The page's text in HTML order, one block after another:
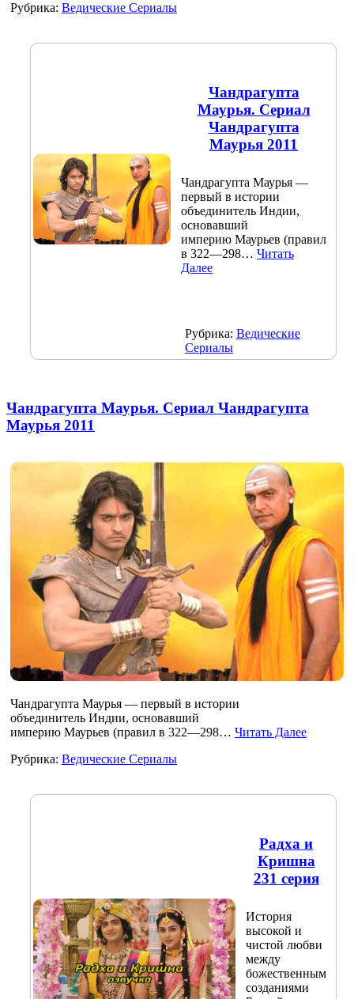
Рубрика: Ведические Сериалы
Чандрагупта
Маурья. Сериал
Чандрагупта
Маурья 2011
Чандрагупта Маурья —
первый в истории
объединитель Индии,
основавший
империю Маурьев (правил
в 322—298… Читать
Далее
Рубрика: Ведические
Сериалы
Чандрагупта Маурья. Сериал Чандрагупта
Маурья 2011
Чандрагупта Маурья — первый в истории
объединитель Индии, основавший
империю Маурьев (правил в 322—298… Читать Далее
Рубрика: Ведические Сериалы
Радха и
Кришна
231 серия
История
высокой и
чистой любви
между
божественным
созданиями